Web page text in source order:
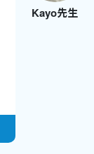
Kayo先生